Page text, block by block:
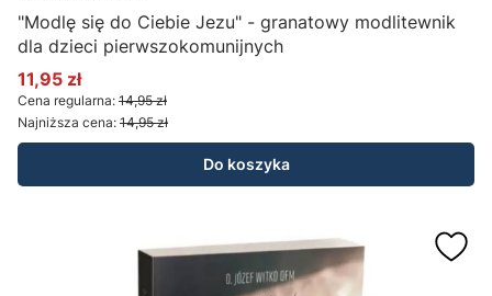
"Modlę się do Ciebie Jezu" - granatowy modlitewnik
dla dzieci pierwszokomunijnych
Cena promocyjna
11,95 zł
Cena regularna: 14,95 zł
Najniższa cena: 14,95 zł
Do koszyka